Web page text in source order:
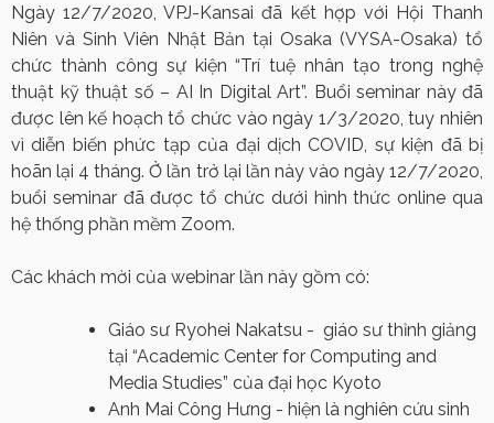
Ngày 12/7/2020, VPJ-Kansai đã kết hợp với Hội Thanh
Niên và Sinh Viên Nhật Bản tại Osaka (VYSA-Osaka) tổ
chức thành công sự kiện “Trí tuệ nhân tạo trong nghệ
thuật kỹ thuật số – AI In Digital Art”. Buổi seminar này đã
được lên kế hoạch tổ chức vào ngày 1/3/2020, tuy nhiên
vì diễn biến phức tạp của đại dịch COVID, sự kiện đã bị
hoãn lại 4 tháng. Ở lần trở lại lần này vào ngày 12/7/2020,
buổi seminar đã được tổ chức dưới hình thức online qua
hệ thống phần mềm Zoom.
Các khách mời của webinar lần này gồm có:
Giáo sư Ryohei Nakatsu - giáo sư thỉnh giảng
tại “Academic Center for Computing and
Media Studies” của đại học Kyoto
Anh Mai Công Hưng - hiện là nghiên cứu sinh